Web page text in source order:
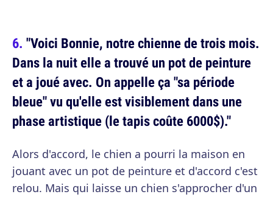
"Voici Bonnie, notre chienne de trois mois.
Dans la nuit elle a trouvé un pot de peinture
et a joué avec. On appelle ça "sa période
bleue" vu qu'elle est visiblement dans une
phase artistique (le tapis coûte 6000$)."
Alors d'accord, le chien a pourri la maison en
jouant avec un pot de peinture et d'accord c'est
relou. Mais qui laisse un chien s'approcher d'un